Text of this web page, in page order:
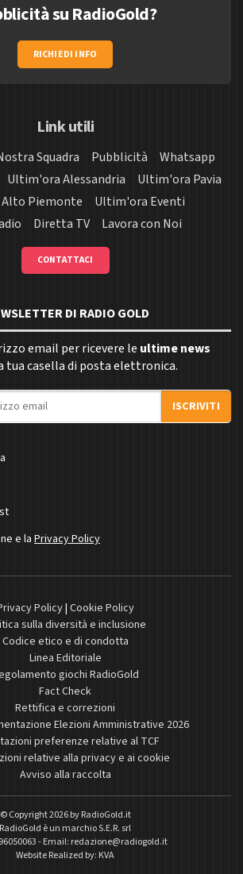
su RadioGold?
RICHIEDI INFO
Link utili
Squadra Pubblicità
Whatsapp
Ultim'ora Alessandria
Ultim'ora Pavia
Piemonte
Ultim'ora Eventi
Diretta TV Lavora con Noi
CONTATTACI
DI RADIO GOLD
email per ricevere le ultime news
casella di posta elettronica.
ISCRIVITI
e la Privacy Policy
Policy| Cookie Policy
sulla diversità e inclusione
Codice etico e di condotta
Linea Editoriale
giochi RadioGold
Fact Check
Rettifica e correzioni
Elezioni Amministrative 2026
preferenze relative al TCF
relative alla privacy e ai cookie
Avviso alla raccolta
© Copyright 2026 byRadioGold.it
RadioGold è un marchio S.E.R. srl
- Email: redazione@radiogold.it
Website Realized by: KVA